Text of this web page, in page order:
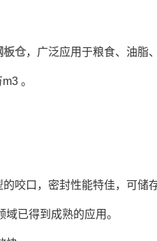
板仓，广泛应用于粮食、油脂
。
咬口，密封性能特佳，可储
已得到成熟的应用。